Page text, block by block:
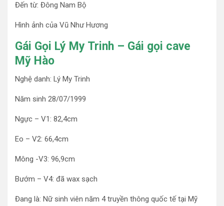
Đến từ: Đông Nam Bộ
Hình ảnh của Vũ Như Hương
Gái Gọi Lý My Trinh – Gái gọi cave
Mỹ Hào
Nghệ danh: Lý My Trinh
Năm sinh 28/07/1999
Ngực – V1: 82,4cm
Eo – V2: 66,4cm
Mông -V3: 96,9cm
Bướm – V4: đã wax sạch
Đang là: Nữ sinh viên năm 4 truyền thông quốc tế tại Mỹ